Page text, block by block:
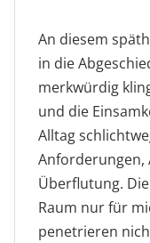
An diesem
in die
merkwürdig
und die
Alltag
Anforderungen,
Überflutung.
Raum nur für
penetrieren